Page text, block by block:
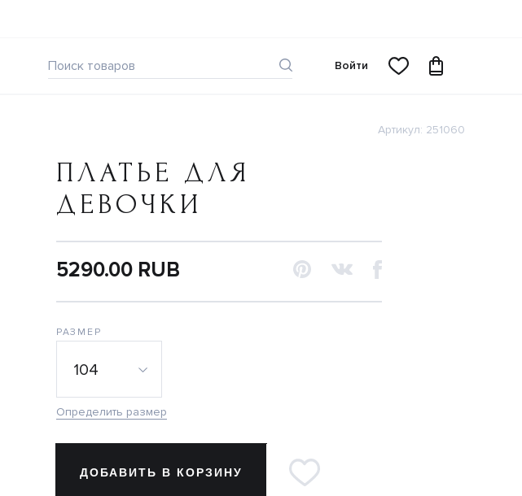
Войти
Артикул: 251060
ПЛАТЬЕ ДЛЯ
ДЕВОЧКИ
5290.00 RUB
РАЗМЕР
104
Определить размер
ДОБАВИТЬ В КОРЗИНУ